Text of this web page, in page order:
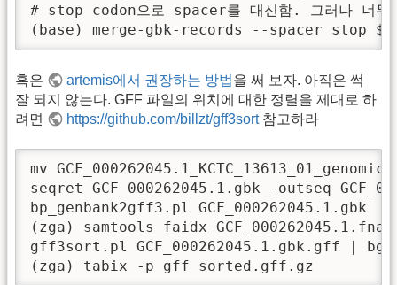
# stop codon으로 spacer를 대신함. 그러나 너
(base) merge-gbk-records --spacer stop
혹은 artemis에서 권장하는 방법을 써 보자. 아직은 썩
잘 되지 않는다. GFF 파일의 위치에 대한 정렬을 제대로 하
려면
https://github.com/billzt/gff3sort참고하라
mv
seqret GCF_000262045.1.gbk -outseq
bp_genbank2gff3.pl GCF_000262045.1.gbk
(zga) samtools faidx GCF_000262045.1.fna
gff3sort.pl GCF_000262045.1.gbk.gff |
(zga) tabix -p gff sorted.gff.gz